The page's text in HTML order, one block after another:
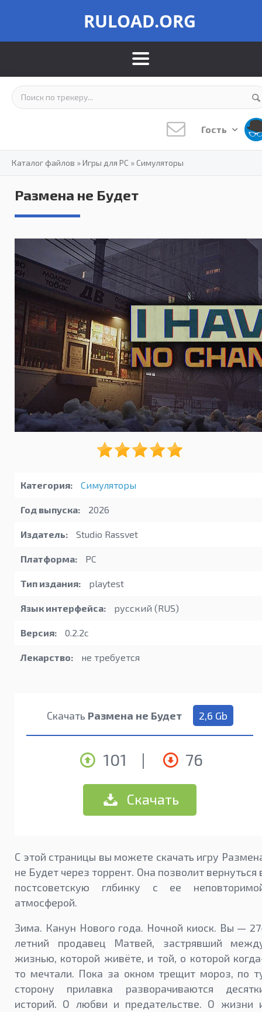
RULOAD.ORG
Гость
Каталог файлов »Игры для PC »Симуляторы
Размена не Будет
Категория: Симуляторы
Год выпуска: 2026
Издатель: Studio Rassvet
Платформа: PC
Тип издания: playtest
Язык интерфейса: русский (RUS)
Версия: 0.2.2c
Лекарство: не требуется
Скачать Размена не Будет 2,6 Gb
101 | 76
Скачать
С этой страницы вы можете скачать игру
не Будет через торрент. Она позволит вернуться
постсоветскую глбинку с ее
атмосферой.
Зима. Канун Нового года. Ночной киоск. Вы —
летний продавец Матвей, застрявший
жизнью, которой живёте, и той, о которой
то мечтали. Пока за окном трещит мороз, по
сторону прилавка разворачиваются
историй. О любви и предательстве. О жизни